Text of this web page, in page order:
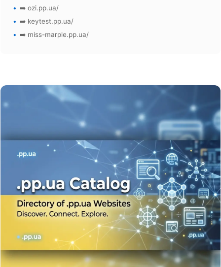
➡️ ozi.pp.ua/
➡️ keytest.pp.ua/
➡️ miss-marple.pp.ua/